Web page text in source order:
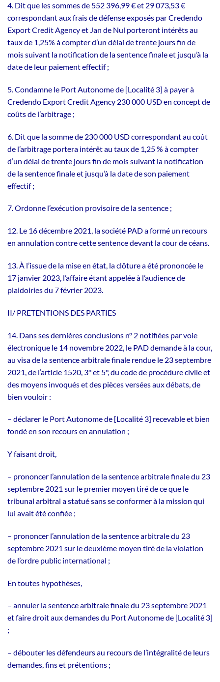
4. Dit que les sommes de 552 396,99 € et 29 073,53 €
correspondant aux frais de défense exposés par Credendo
Export Credit Agency et Jan de Nul porteront intérêts au
taux de 1,25% à compter d’un délai de trente jours fin de
mois suivant la notification de la sentence finale et jusqu’à la
date de leur paiement effectif ;
5. Condamne le Port Autonome de [Localité 3] à payer à
Credendo Export Credit Agency 230 000 USD en concept de
coûts de l’arbitrage ;
6. Dit que la somme de 230 000 USD correspondant au coût
de l’arbitrage portera intérêt au taux de 1,25 % à compter
d’un délai de trente jours fin de mois suivant la notification
de la sentence finale et jusqu’à la date de son paiement
effectif ;
7. Ordonne l’exécution provisoire de la sentence ;
12. Le 16 décembre 2021, la société PAD a formé un recours
en annulation contre cette sentence devant la cour de céans.
13. À l’issue de la mise en état, la clôture a été prononcée le
17 janvier 2023, l’affaire étant appelée à l’audience de
plaidoiries du 7 février 2023.
II/ PRETENTIONS DES PARTIES
14. Dans ses dernières conclusions n° 2 notifiées par voie
électronique le 14 novembre 2022, le PAD demande à la cour,
au visa de la sentence arbitrale finale rendue le 23 septembre
2021, de l’article 1520, 3° et 5°, du code de procédure civile et
des moyens invoqués et des pièces versées aux débats, de
bien vouloir :
– déclarer le Port Autonome de [Localité 3] recevable et bien
fondé en son recours en annulation ;
Y faisant droit,
– prononcer l’annulation de la sentence arbitrale finale du 23
septembre 2021 sur le premier moyen tiré de ce que le
tribunal arbitral a statué sans se conformer à la mission qui
lui avait été confiée ;
– prononcer l’annulation de la sentence arbitrale du 23
septembre 2021 sur le deuxième moyen tiré de la violation
de l’ordre public international ;
En toutes hypothèses,
– annuler la sentence arbitrale finale du 23 septembre 2021
et faire droit aux demandes du Port Autonome de [Localité 3]
;
– débouter les défendeurs au recours de l’intégralité de leurs
demandes, fins et prétentions ;